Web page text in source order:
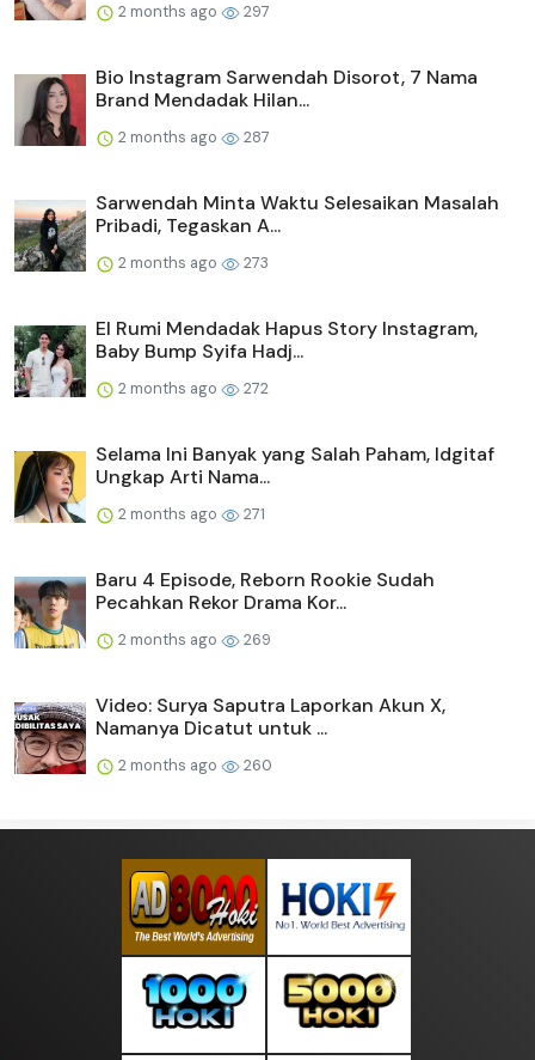
2 months ago 297
Bio Instagram Sarwendah Disorot, 7 Nama
Brand Mendadak Hilan...
2 months ago 287
Sarwendah Minta Waktu Selesaikan Masalah
Pribadi, Tegaskan A...
2 months ago 273
El Rumi Mendadak Hapus Story Instagram,
Baby Bump Syifa Hadj...
2 months ago 272
Selama Ini Banyak yang Salah Paham, Idgitaf
Ungkap Arti Nama...
2 months ago 271
Baru 4 Episode, Reborn Rookie Sudah
Pecahkan Rekor Drama Kor...
2 months ago 269
Video: Surya Saputra Laporkan Akun X,
Namanya Dicatut untuk ...
2 months ago 260